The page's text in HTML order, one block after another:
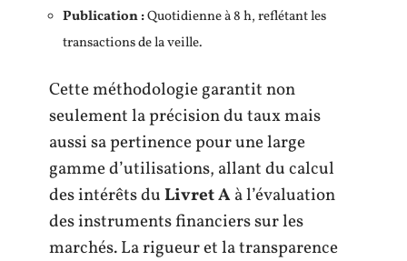
Publication :Quotidienne à 8 h, reflétant les
transactions de la veille.
Cette méthodologie garantit non
seulement la précision du taux mais
aussi sa pertinence pour une large
gamme d’utilisations, allant du calcul
des intérêts duLivret Aà l’évaluation
des instruments financiers sur les
marchés. La rigueur et la transparence